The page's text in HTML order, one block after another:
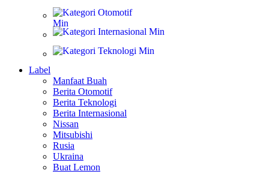
Label
Manfaat Buah
Berita Otomotif
Berita Teknologi
Berita Internasional
Nissan
Mitsubishi
Rusia
Ukraina
Buat Lemon